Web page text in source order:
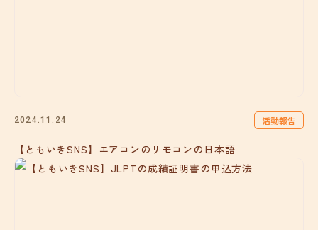
2024.11.24 活動報告
【ともいきSNS】エアコンのリモコンの日本語